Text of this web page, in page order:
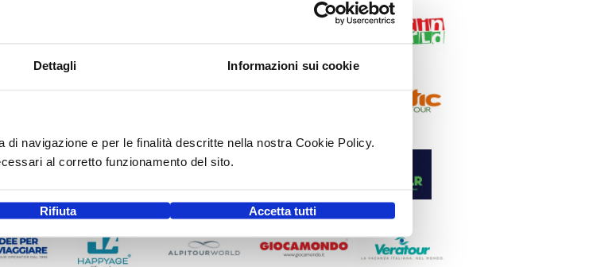
Dettagli Informazioni sui cookie
navigazione e per le finalità descritte nella nostra Cookie Policy.
al corretto funzionamento del sito.
Rifiuta Accetta tutti